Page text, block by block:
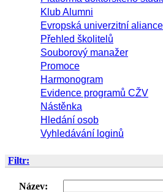
Klub Alumni
Evropská univerzitní
Přehled školitelů
Souborový manažer
Promoce
Harmonogram
Evidence programů CŽV
Nástěnka
Hledání osob
Vyhledávání loginů
Filtr:
Název: